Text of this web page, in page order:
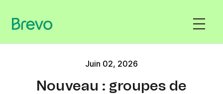
Juin 02, 2026
Nouveau : groupes de